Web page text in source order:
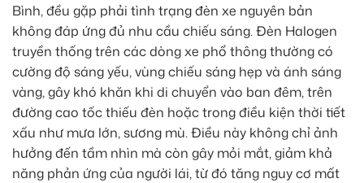
Bình, đều gặp phải tình trạng đèn xe nguyên bản
không đáp ứng đủ nhu cầu chiếu sáng. Đèn Halogen
truyền thống trên các dòng xe phổ thông thường có
cường độ sáng yếu, vùng chiếu sáng hẹp và ánh sáng
vàng, gây khó khăn khi di chuyển vào ban đêm, trên
đường cao tốc thiếu đèn hoặc trong điều kiện thời tiết
xấu như mưa lớn, sương mù. Điều này không chỉ ảnh
hưởng đến tầm nhìn mà còn gây mỏi mắt, giảm khả
năng phản ứng của người lái, từ đó tăng nguy cơ mất